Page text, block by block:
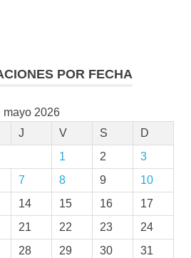
POR FECHA
mayo 2026
J V S
D
1
2
3
7 8 9
10
14 15 16
17
21 22 23
24
28 29 30 31